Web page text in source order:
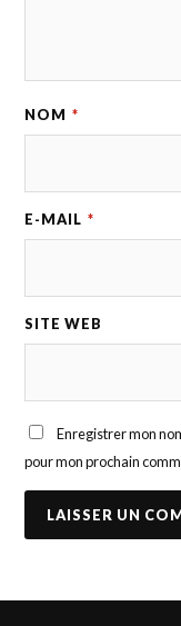
NOM *
E-MAIL *
SITE WEB
Enregistrer mon
pour mon prochain